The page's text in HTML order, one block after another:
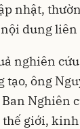
nhật,
dung liên
nghiên
tạo, ông
Nghiên
giới, kinh